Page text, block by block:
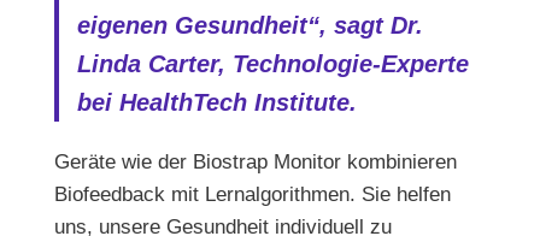
eigenen Gesundheit“, sagt Dr.
Linda Carter, Technologie-Experte
bei HealthTech Institute.
Geräte wie der Biostrap Monitor kombinieren
Biofeedback mit Lernalgorithmen. Sie helfen
uns, unsere Gesundheit individuell zu